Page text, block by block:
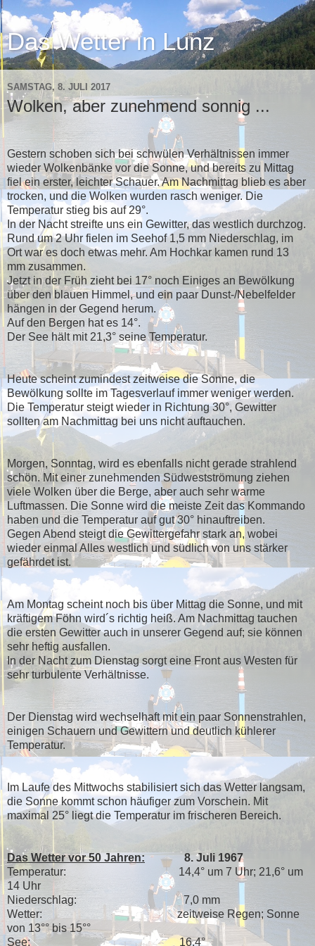
Das Wetter in Lunz
SAMSTAG, 8. JULI 2017
Wolken, aber zunehmend sonnig ...
Gestern schoben sich bei schwülen Verhältnissen immer
wieder Wolkenbänke vor die Sonne, und bereits zu Mittag
fiel ein erster, leichter Schauer. Am Nachmittag blieb es aber
trocken, und die Wolken wurden rasch weniger. Die
Temperatur stieg bis auf 29°.
In der Nacht streifte uns ein Gewitter, das westlich durchzog.
Rund um 2 Uhr fielen im Seehof 1,5 mm Niederschlag, im
Ort war es doch etwas mehr. Am Hochkar kamen rund 13
mm zusammen.
Jetzt in der Früh zieht bei 17° noch Einiges an Bewölkung
über den blauen Himmel, und ein paar Dunst-/Nebelfelder
hängen in der Gegend herum.
Auf den Bergen hat es 14°.
Der See hält mit 21,3° seine Temperatur.
Heute scheint zumindest zeitweise die Sonne, die
Bewölkung sollte im Tagesverlauf immer weniger werden.
Die Temperatur steigt wieder in Richtung 30°, Gewitter
sollten am Nachmittag bei uns nicht auftauchen.
Morgen, Sonntag, wird es ebenfalls nicht gerade strahlend
schön. Mit einer zunehmenden Südwestströmung ziehen
viele Wolken über die Berge, aber auch sehr warme
Luftmassen. Die Sonne wird die meiste Zeit das Kommando
haben und die Temperatur auf gut 30° hinauftreiben.
Gegen Abend steigt die Gewittergefahr stark an, wobei
wieder einmal Alles westlich und südlich von uns stärker
gefährdet ist.
Am Montag scheint noch bis über Mittag die Sonne, und mit
kräftigem Föhn wird´s richtig heiß. Am Nachmittag tauchen
die ersten Gewitter auch in unserer Gegend auf; sie können
sehr heftig ausfallen.
In der Nacht zum Dienstag sorgt eine Front aus Westen für
sehr turbulente Verhältnisse.
Der Dienstag wird wechselhaft mit ein paar Sonnenstrahlen,
einigen Schauern und Gewittern und deutlich kühlerer
Temperatur.
Im Laufe des Mittwochs stabilisiert sich das Wetter langsam,
die Sonne kommt schon häufiger zum Vorschein. Mit
maximal 25° liegt die Temperatur im frischeren Bereich.
Das Wetter vor 50 Jahren: 8. Juli 1967
Temperatur: 14,4° um 7 Uhr; 21,6° um
14 Uhr
Niederschlag: 7,0 mm
Wetter: zeitweise Regen; Sonne
von 13°° bis 15°°
See: 16,4°